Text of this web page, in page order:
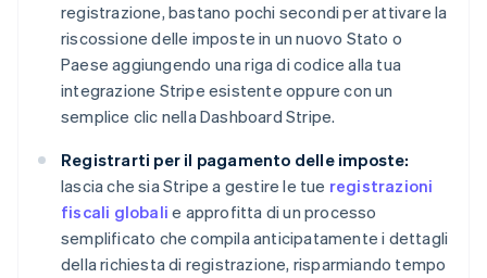
registrazione, bastano pochi secondi per attivare la
riscossione delle imposte in un nuovo Stato o
Paese aggiungendo una riga di codice alla tua
integrazione Stripe esistente oppure con un
semplice clic nella Dashboard Stripe.
Registrarti per il pagamento delle imposte:
lascia che sia Stripe a gestire le tue registrazioni
fiscali globali e approfitta di un processo
semplificato che compila anticipatamente i dettagli
della richiesta di registrazione, risparmiando tempo